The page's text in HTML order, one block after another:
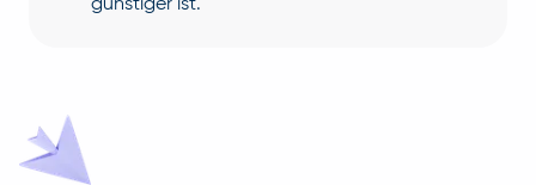
günstiger ist.